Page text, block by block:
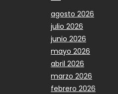
agosto 2026
julio 2026
junio 2026
mayo 2026
abril 2026
marzo 2026
febrero 2026